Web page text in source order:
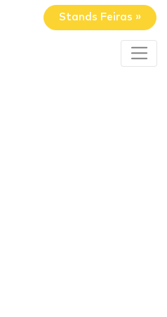
Stands Feiras »